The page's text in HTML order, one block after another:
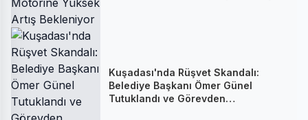
Kuşadası'nda Rüşvet Skandalı:
Belediye Başkanı Ömer Günel
Tutuklandı ve Görevden